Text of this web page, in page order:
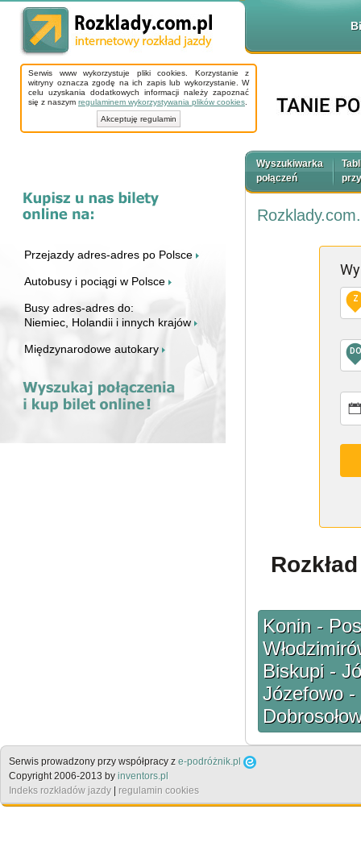
Serwis www wykorzystuje pliki cookies. Korzystanie z
witryny oznacza zgodę na ich zapis lub wykorzystanie. W
celu uzyskania dodatkowych informacji należy zapoznać
się z naszym regulaminem wykorzystywania plików cookies
Akceptuję regulamin
Przejazdy adres-adres po Polsce
Autobusy i pociągi w Polsce
Busy adres-adres do:
Niemiec, Holandii i innych krajów
Międzynarodowe autokary
Wyszukiwarka
połączeń
Z
DO
Konin -
Biskupi -
Józefowo -
Serwis prowadzony przy współpracy z e-podróżnik.pl
Copyright 2006-2013 by inventors.pl
Indeks rozkładów jazdy | regulamin cookies